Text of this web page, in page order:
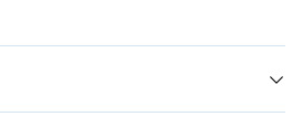
choix pour le client